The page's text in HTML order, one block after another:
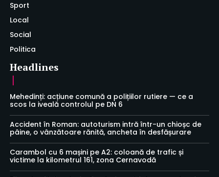
Sport
Local
Social
Politica
Headlines
Mehedinți: acțiune comună a polițiilor rutiere — ce a
scos la iveală controlul pe DN 6
Accident în Roman: autoturism intră într-un chioșc de
pâine, o vânzătoare rănită, ancheta în desfășurare
Carambol cu 6 mașini pe A2: coloană de trafic și
victime la kilometrul 161, zona Cernavodă